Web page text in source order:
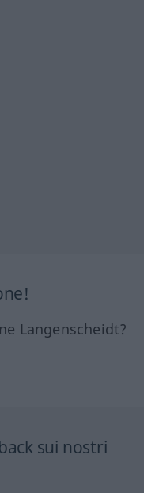
Langenscheidt?
sui nostri